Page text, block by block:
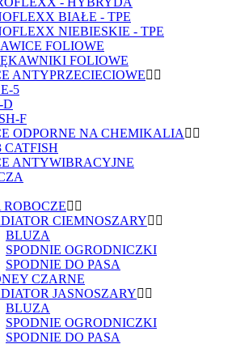
BIAŁE - TPE
NIEBIESKIE - TPE
FOLIOWE
FOLIOWE
ANTYPRZECIECIOWE
5
D
F
ODPORNE NA CHEMIKALIA
CATFISH
ANTYWIBRACYJNE
CIEMNOSZARY
BLUZA
SPODNIE OGRODNICZKI
SPODNIE DO PASA
CZARNE
JASNOSZARY
BLUZA
SPODNIE OGRODNICZKI
SPODNIE DO PASA